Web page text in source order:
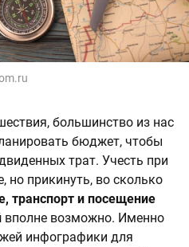
большинство из нас
бюджет, чтобы
трат. Учесть при
но прикинуть, во сколько
транспорт и посещение
вполне возможно. Именно
инфографики для